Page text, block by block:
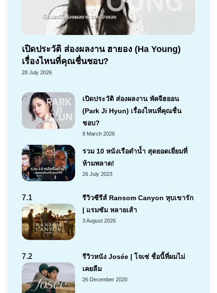
เปิดประวัติ ส่องผลงาน ฮายอง (Ha Young)
เรื่องไหนที่คุณชื่นชอบ?
28 July 2026
เปิดประวัติ ส่องผลงาน พัคจีฮยอน
(Park Ji Hyun) เรื่องไหนที่คุณชื่น
ชอบ?
9 March 2026
รวม 10 หนังเรือดำน้ำ สุดยอดเยี่ยมที่
ห้ามพลาด!
26 July 2023
7.1
รีวิวซีรีส์ Ransom Canyon หุบเขารัก
| แรมซัม หลายเส้า
3 August 2026
7.2
รีวิวหนัง Josée | โจเซ่ ชื่อนี้ที่ผมไม่
เคยลืม
26 December 2020